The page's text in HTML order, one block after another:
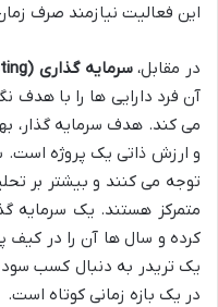
این فعالیت نیازمند صرف
در مقابل،سرمایه گذاری (Investing)
آن فرد دارایی ها را با هدف
می کند. هدف سرمایه گذار،
و ارزش ذاتی یک پروژه است.
توجه می کنند و بیشتر بر
متمرکز هستند. یک سرمایه
کرده و سال ها آن را در کیف
یک تریدر به دنبال کسب
در یک بازه زمانی کوتاه است.